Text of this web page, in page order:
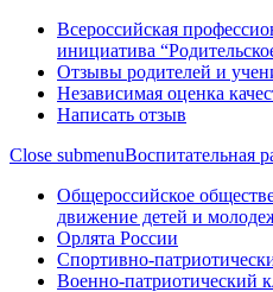
Всероссийская
инициатива
Отзывы родителей и
Независимая оценка
Написать отзыв
Close submenuВоспитательная
Общероссийское
движение детей и
Орлята России
Спортивно-
Военно-патриотический